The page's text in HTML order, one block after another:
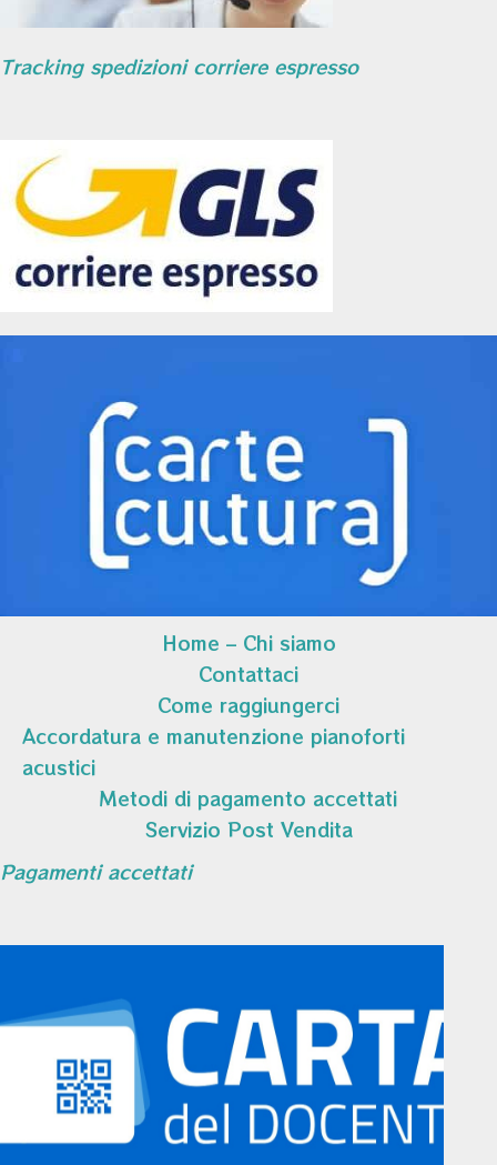
Tracking spedizioni corriere espresso
Home – Chi siamo
Contattaci
Come raggiungerci
Accordatura e manutenzione pianoforti
acustici
Metodi di pagamento accettati
Servizio Post Vendita
Pagamenti accettati